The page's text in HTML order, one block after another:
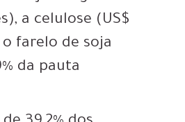
a celulose (US$
farelo de soja
da pauta